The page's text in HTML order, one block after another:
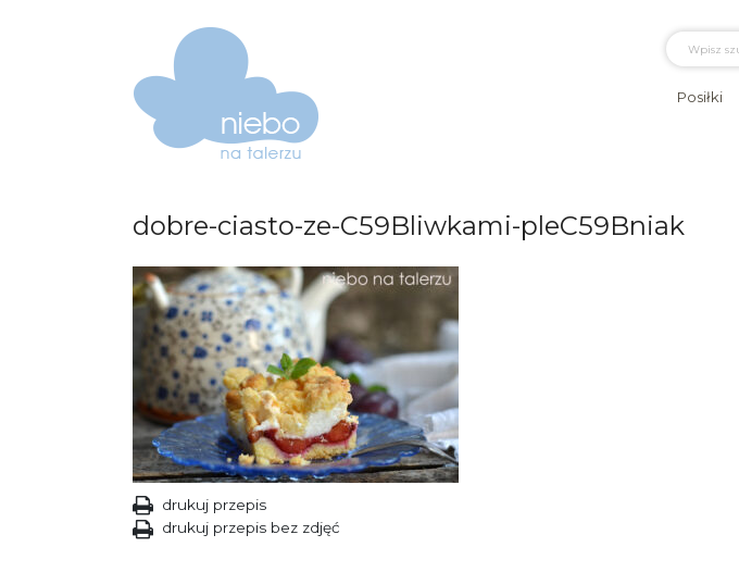
Posiłki
dobre-ciasto-ze-C59Bliwkami-pleC59Bniak
drukuj przepis
drukuj przepis bez zdjęć